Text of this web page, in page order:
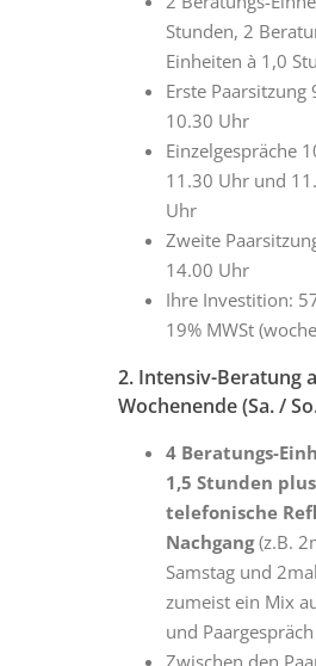
Stunden, 2
Einheiten à 1,0
Erste Paarsitzung
10.30 Uhr
Einzelgespräche
11.30 Uhr und
Uhr
Zweite
14.00 Uhr
Ihre Investition:
19% MWSt
2. Intensiv-Beratung
Wochenende (Sa. /
4 Beratungs-
1,5 Stunden plus
telefonische
Nachgang(z.B.
Samstag und
zumeist ein Mix
und Paargespräch
Zwischen den